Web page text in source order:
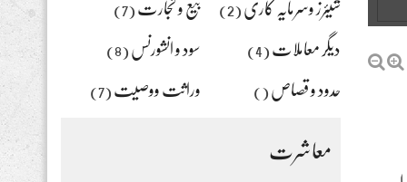
بیع و تجارت (7) شیئرز وسرمایہ کاری (2)
سود و انشورنس (8) دیگر معاملات (4)
وراثت ووصیت (7) حدود و قصاص ()
معاشرت